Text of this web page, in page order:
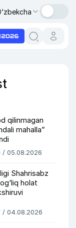
qilinmagan
mahalla”
/ 05.08.2026
Shahrisabz
holat
/ 04.08.2026